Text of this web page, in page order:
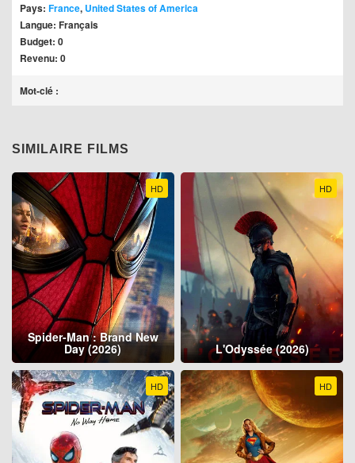
Pays: France, United States of America
Langue: Français
Budget: 0
Revenu: 0
Mot-clé :
SIMILAIRE FILMS
HD
Spider-Man : Brand New
Day (2026)
HD
L'Odyssée (2026)
HD HD